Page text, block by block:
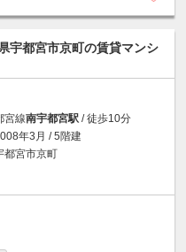
宇都宮市京町の賃貸マンシ
宮線南宇都宮駅 / 徒歩10分
年3月 / 5階建
都宮市京町